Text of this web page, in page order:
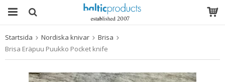
Produkten har blivit tillagd i varukorgen
Startsida Nordiska knivar
Brisa
Brisa Eräpuu Puukko Pocket knife